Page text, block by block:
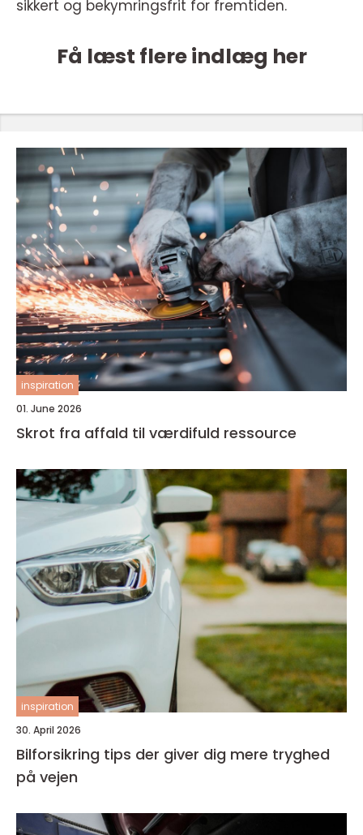
sikkert og bekymringsfrit for fremtiden.
Få læst flere indlæg her
inspiration
01. June 2026
Skrot fra affald til værdifuld ressource
inspiration
30. April 2026
Bilforsikring tips der giver dig mere tryghed
på vejen